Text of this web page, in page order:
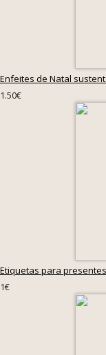
Enfeites de Natal
1.50€
Etiquetas para
1€